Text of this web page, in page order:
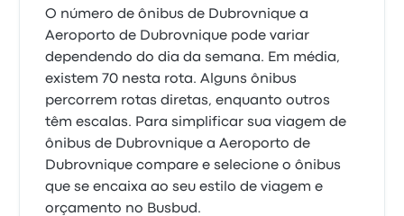
O número de ônibus de Dubrovnique a
Aeroporto de Dubrovnique pode variar
dependendo do dia da semana. Em média,
existem 70 nesta rota. Alguns ônibus
percorrem rotas diretas, enquanto outros
têm escalas. Para simplificar sua viagem de
ônibus de Dubrovnique a Aeroporto de
Dubrovnique compare e selecione o ônibus
que se encaixa ao seu estilo de viagem e
orçamento no Busbud.